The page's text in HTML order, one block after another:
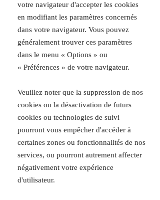
votre navigateur d'accepter les cookies
en modifiant les paramètres concernés
dans votre navigateur. Vous pouvez
généralement trouver ces paramètres
dans le menu « Options » ou
« Préférences » de votre navigateur.
Veuillez noter que la suppression de nos
cookies ou la désactivation de futurs
cookies ou technologies de suivi
pourront vous empêcher d'accéder à
certaines zones ou fonctionnalités de nos
services, ou pourront autrement affecter
négativement votre expérience
d'utilisateur.